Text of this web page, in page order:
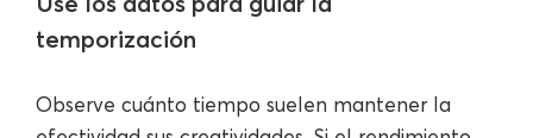
temporización
Observe cuánto tiempo suelen mantener la